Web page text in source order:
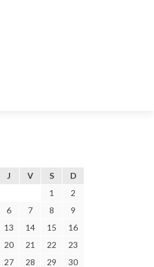
J V S
D
1
2
6 7 8
9
13 14 15
16
20 21 22
23
27 28 29 30